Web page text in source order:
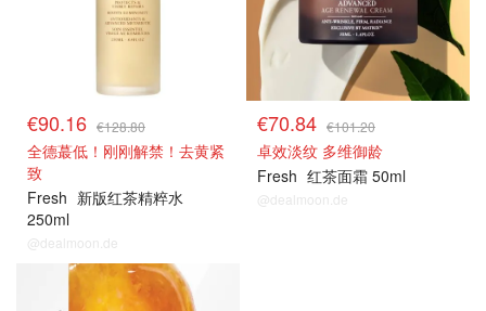
€90.16 €128.80
全德蕞低！刚刚解禁！去黄紧
致
Fresh 新版红茶精粹水
250ml
@dealmoon.de
€70.84 €101.20
卓效淡纹 多维御龄
Fresh 红茶面霜 50ml
@dealmoon.de